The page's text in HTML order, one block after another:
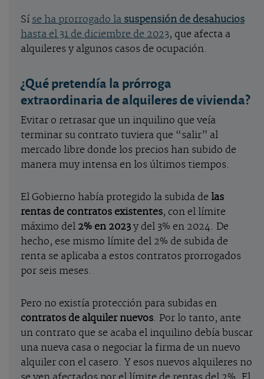
Sí se ha prorrogado la suspensión de desahucios
hasta el 31 de diciembre de 2023, que afecta a
alquileres y algunos casos de ocupación.
¿Qué pretendía la prórroga
extraordinaria de alquileres de vivienda?
Evitar o retrasar que un inquilino que veía
terminar su contrato tuviera que “salir” al
mercado libre donde los precios han subido de
manera muy intensa en los últimos tiempos.
El Gobierno había protegido la subida de las
rentas de contratos existentes, con el límite
máximo del 2% en 2023 y del 3% en 2024. De
hecho, ese mismo límite del 2% de subida de
renta se aplicaba a estos contratos prorrogados
por seis meses.
Pero no existía protección para subidas en
contratos de alquiler nuevos. Por lo tanto, ante
un contrato que se acaba el inquilino debía buscar
una nueva casa o negociar la firma de un nuevo
alquiler con el casero. Y esos nuevos alquileres no